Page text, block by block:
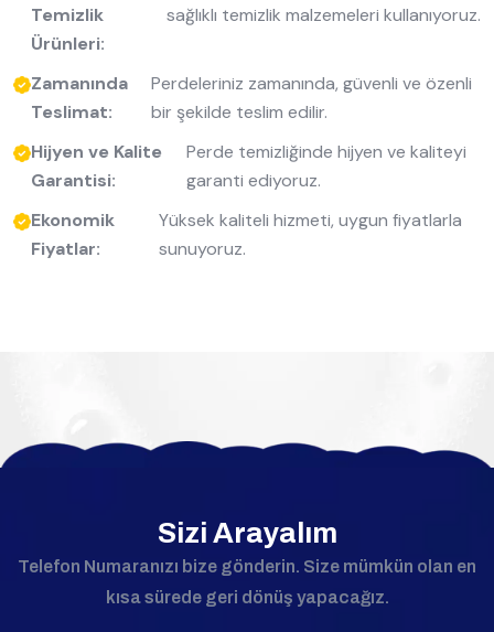
Temizlik
Ürünleri:
sağlıklı temizlik malzemeleri kullanıyoruz.
Zamanında
Teslimat:
Perdeleriniz zamanında, güvenli ve özenli
bir şekilde teslim edilir.
Hijyen ve Kalite
Garantisi:
Perde temizliğinde hijyen ve kaliteyi
garanti ediyoruz.
Ekonomik
Fiyatlar:
Yüksek kaliteli hizmeti, uygun fiyatlarla
sunuyoruz.
Sizi Arayalım
Telefon Numaranızı bize gönderin. Size mümkün olan en
kısa sürede geri dönüş yapacağız.